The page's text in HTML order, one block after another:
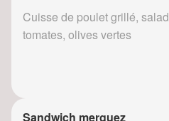
Cuisse de poulet grillé,
tomates, olives vertes
Sandwich merguez